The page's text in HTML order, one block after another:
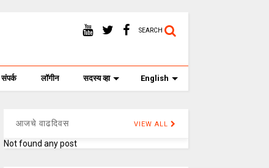
SEARCH
संपर्क लॉगीन सदस्य व्हा English
आजचे वाढदिवस VIEW ALL
Not found any post